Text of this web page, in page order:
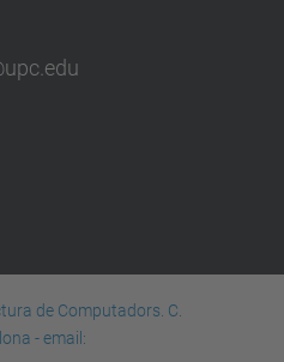
de Computadors. C.
- email: